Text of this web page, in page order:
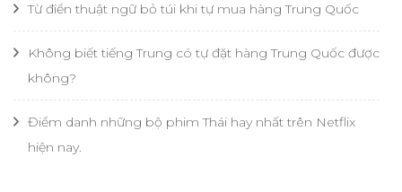
Từ điển thuật ngữ bỏ túi khi tự mua hàng Trung Quốc
Không biết tiếng Trung có tự đặt hàng Trung Quốc được
không?
Điểm danh những bộ phim Thái hay nhất trên Netflix
hiện nay.